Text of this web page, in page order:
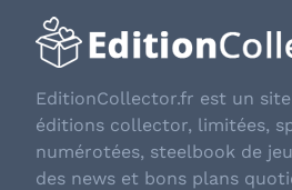
EditionCollector.fr est un
éditions collector, limitées,
numérotées, steelbook de
des news et bons plans